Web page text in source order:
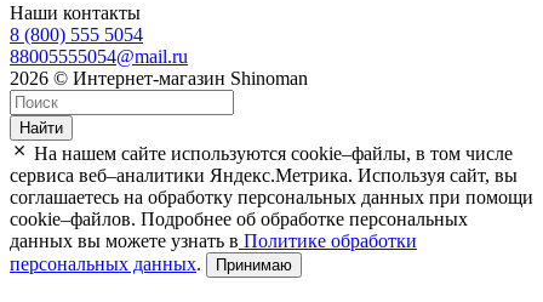
Наши контакты
8 (800) 555 5054
88005555054@mail.ru
2026 © Интернет-магазин Shinoman
Найти
На нашем сайте используются cookie–файлы, в том числе
сервиса веб–аналитики Яндекс.Метрика. Используя сайт, вы
соглашаетесь на обработку персональных данных при помощи
cookie–файлов. Подробнее об обработке персональных
данных вы можете узнать в Политике обработки
персональных данных. Принимаю